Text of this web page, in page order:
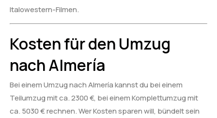
Italowestern-Filmen.
Kosten für den Umzug
nach Almería
Bei einem Umzug nach Almería kannst du bei einem
Teilumzug mit ca. 2300 €, bei einem Komplettumzug mit
ca. 5030 € rechnen. Wer Kosten sparen will, bündelt sein